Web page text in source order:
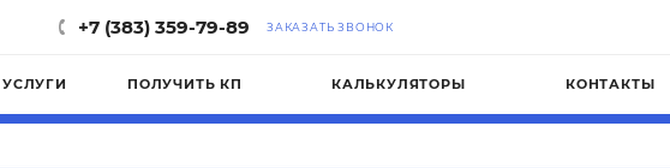
+7 (383) 359-79-89 ЗАКАЗАТЬ ЗВОНОК
УСЛУГИ ПОЛУЧИТЬ КП КАЛЬКУЛЯТОРЫ КОНТАКТЫ